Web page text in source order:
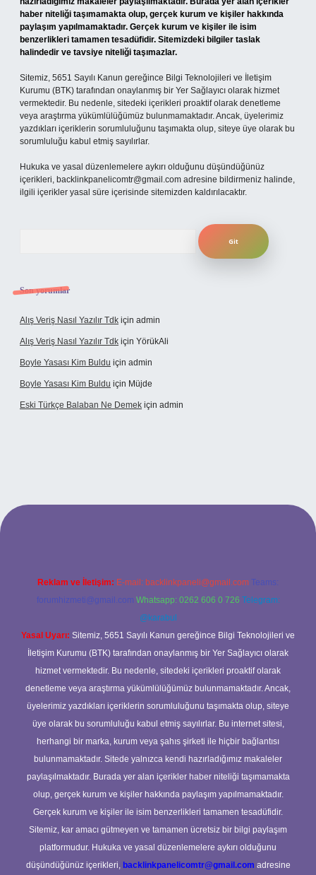
haber niteliği taşımamakta olup, gerçek kurum ve kişiler hakkında
paylaşım yapılmamaktadır. Gerçek kurum ve kişiler ile isim
benzerlikleri tamamen tesadüfidir. Sitemizdeki bilgiler taslak
halindedir ve tavsiye niteliği taşımazlar.
Sitemiz, 5651 Sayılı Kanun gereğince Bilgi Teknolojileri ve İletişim
Kurumu (BTK) tarafından onaylanmış bir Yer Sağlayıcı olarak hizmet
vermektedir. Bu nedenle, sitedeki içerikleri proaktif olarak denetleme
veya araştırma yükümlülüğümüz bulunmamaktadır. Ancak, üyelerimiz
yazdıkları içeriklerin sorumluluğunu taşımakta olup, siteye üye olarak bu
sorumluluğu kabul etmiş sayılırlar.
Hukuka ve yasal düzenlemelere aykırı olduğunu düşündüğünüz
içerikleri, backlinkpanelicomtr@gmail.com adresine bildirmeniz halinde,
ilgili içerikler yasal süre içerisinde sitemizden kaldırılacaktır.
Son yorumlar
Alış Veriş Nasıl Yazılır Tdk için admin
Alış Veriş Nasıl Yazılır Tdk için YörükAli
Boyle Yasası Kim Buldu için admin
Boyle Yasası Kim Buldu için Müjde
Eski Türkçe Balaban Ne Demek için admin
casino
Reklam ve İletişim: E-mail: backlinkpaneli@gmail.com Teams:
forumhizmeti@gmail.com Whatsapp: 0262 606 0 726 Telegram:
@karabul
Yasal Uyarı: Sitemiz, 5651 Sayılı Kanun gereğince Bilgi Teknolojileri ve
İletişim Kurumu (BTK) tarafından onaylanmış bir Yer Sağlayıcı olarak
hizmet vermektedir. Bu nedenle, sitedeki içerikleri proaktif olarak
denetleme veya araştırma yükümlülüğümüz bulunmamaktadır. Ancak,
üyelerimiz yazdıkları içeriklerin sorumluluğunu taşımakta olup, siteye
üye olarak bu sorumluluğu kabul etmiş sayılırlar. Bu internet sitesi,
herhangi bir marka, kurum veya şahıs şirketi ile hiçbir bağlantısı
bulunmamaktadır. Sitede yalnızca kendi hazırladığımız makaleler
paylaşılmaktadır. Burada yer alan içerikler haber niteliği taşımamakta
olup, gerçek kurum ve kişiler hakkında paylaşım yapılmamaktadır.
Gerçek kurum ve kişiler ile isim benzerlikleri tamamen tesadüfidir.
Sitemiz, kar amacı gütmeyen ve tamamen ücretsiz bir bilgi paylaşım
platformudur. Hukuka ve yasal düzenlemelere aykırı olduğunu
düşündüğünüz içerikleri, backlinkpanelicomtr@gmail.com adresine